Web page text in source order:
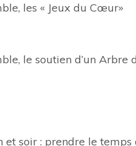
les « Jeux du Cœur»
le soutien d’un Arbre
et soir : prendre le temps